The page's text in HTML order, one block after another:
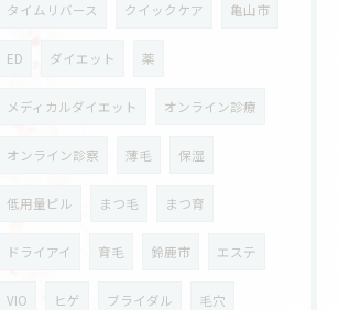
タイムリバース クイックケア 亀山市
ED ダイエット 薬
メディカルダイエット オンライン診療
オンライン診察 薄毛 保湿
低用量ピル まつ毛 まつ育
ドライアイ 育毛 鈴鹿市 エステ
VIO ヒゲ ブライダル 毛穴